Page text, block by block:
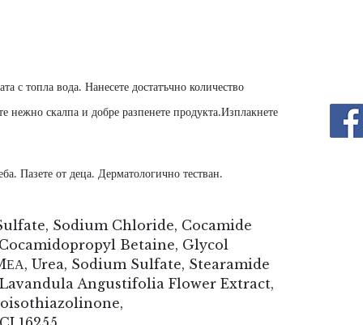
с топла вода. Нанесете достатъчно количество
нежно скалпа и добре разпенете продукта.Изплакнете
Пазете от деца. Дерматологично тестван.
Sodium Chloride, Cocamide
Betaine, Glycol
Urea, Sodium Sulfate, Stearamide
Angustifolia Flower Extract,